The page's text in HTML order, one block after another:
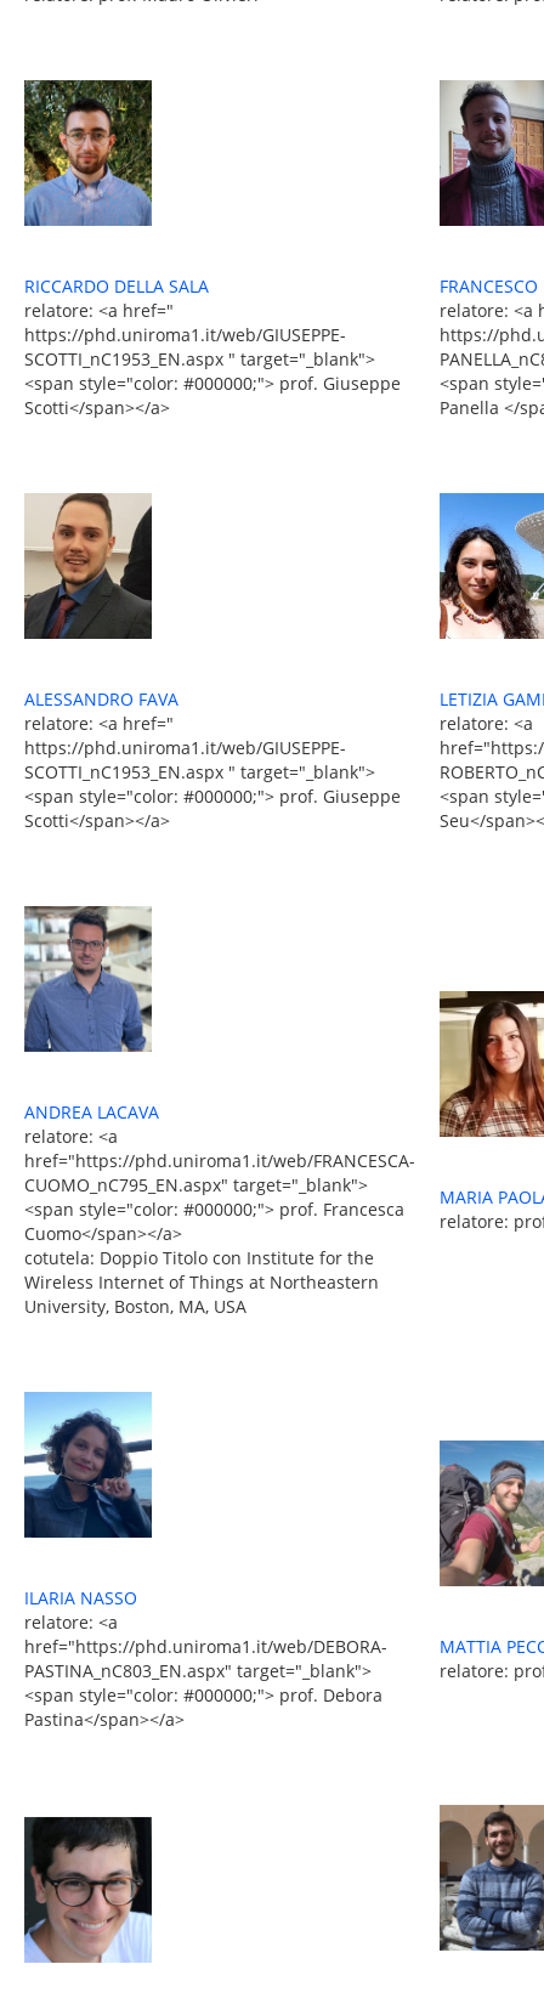
RICCARDO DELLA SALA
relatore: <a href="
https://phd.uniroma1.it/web/GIUSEPPE-
SCOTTI_nC1953_EN.aspx " target="_blank">
<span style="color: #000000;"> prof. Giuseppe
Scotti</span></a>
relatore: <a
https://
<span
Panella </
ALESSANDRO FAVA
relatore: <a href="
https://phd.uniroma1.it/web/GIUSEPPE-
SCOTTI_nC1953_EN.aspx " target="_blank">
<span style="color: #000000;"> prof. Giuseppe
Scotti</span></a>
LETIZIA
relatore: <a
<span
Seu</
ANDREA LACAVA
relatore: <a
href="https://phd.uniroma1.it/web/FRANCESCA-
CUOMO_nC795_EN.aspx" target="_blank">
<span style="color: #000000;"> prof. Francesca
Cuomo</span></a>
cotutela: Doppio Titolo con Institute for the
Wireless Internet of Things at Northeastern
University, Boston, MA, USA
MARIA
relatore:
ILARIA NASSO
relatore: <a
href="https://phd.uniroma1.it/web/DEBORA-
PASTINA_nC803_EN.aspx" target="_blank">
<span style="color: #000000;"> prof. Debora
Pastina</span></a>
MATTIA
relatore: